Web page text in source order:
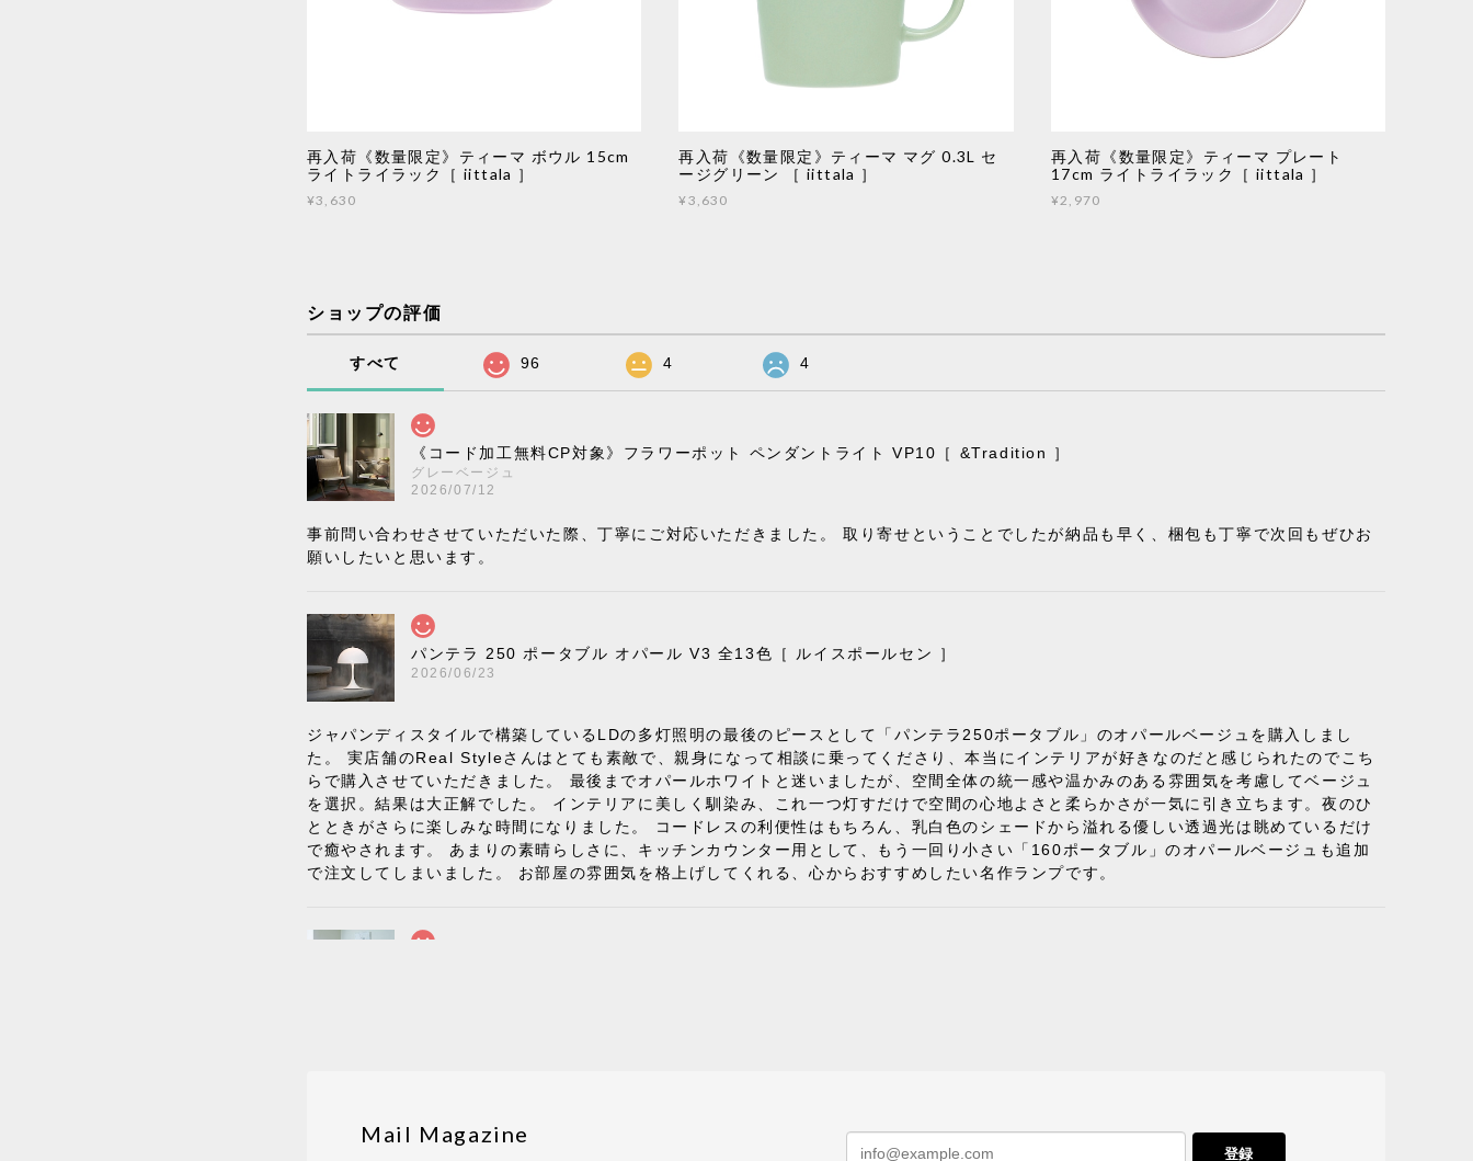
再入荷《数量限定》ティーマ ボウル 15cm
ライトライラック［ iittala ］
¥3,630
再入荷《数量限定》ティーマ マグ 0.3L セ
ージグリーン ［ iittala ］
¥3,630
再入荷《数量限定》ティーマ プレート
17cm ライトライラック［ iittala ］
¥2,970
ショップの評価
すべて 96 4 4
《コード加工無料CP対象》フラワーポット ペンダントライト VP10［ &Tradition ］
グレーベージュ
2026/07/12
事前問い合わせさせていただいた際、丁寧にご対応いただきました。 取り寄せということでしたが納品も早く、梱包も丁寧で次回もぜひお
願いしたいと思います。
パンテラ 250 ポータブル オパール V3 全13色［ ルイスポールセン ］
2026/06/23
ジャパンディスタイルで構築しているLDの多灯照明の最後のピースとして「パンテラ250ポータブル」のオパールベージュを購入しまし
た。 実店舗のReal Styleさんはとても素敵で、親身になって相談に乗ってくださり、本当にインテリアが好きなのだと感じられたのでこち
らで購入させていただきました。 最後までオパールホワイトと迷いましたが、空間全体の統一感や温かみのある雰囲気を考慮してベージュ
を選択。結果は大正解でした。 インテリアに美しく馴染み、これ一つ灯すだけで空間の心地よさと柔らかさが一気に引き立ちます。夜のひ
とときがさらに楽しみな時間になりました。 コードレスの利便性はもちろん、乳白色のシェードから溢れる優しい透過光は眺めているだけ
で癒やされます。 あまりの素晴らしさに、キッチンカウンター用として、もう一回り小さい「160ポータブル」のオパールベージュも追加
で注文してしまいました。 お部屋の雰囲気を格上げしてくれる、心からおすすめしたい名作ランプです。
《レビューキャンペーン》MG501 キューバチェア OUTDOOR チーク フラットロープ セサミ［カールハンセン&サン］
Mail Magazine
登録